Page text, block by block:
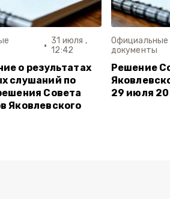
31 июля ,
12:42
о результатах
слушаний по
Совета
Яковлевского
Официальные
документы
Решение
29 июля